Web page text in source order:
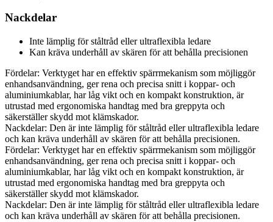
Nackdelar
Inte lämplig för ståltråd eller ultraflexibla ledare
Kan kräva underhåll av skären för att behålla precisionen
Fördelar: Verktyget har en effektiv spärrmekanism som möjliggör
enhandsanvändning, ger rena och precisa snitt i koppar- och
aluminiumkablar, har låg vikt och en kompakt konstruktion, är
utrustad med ergonomiska handtag med bra greppyta och
säkerställer skydd mot klämskador.
Nackdelar: Den är inte lämplig för ståltråd eller ultraflexibla ledare
och kan kräva underhåll av skären för att behålla precisionen.
Fördelar: Verktyget har en effektiv spärrmekanism som möjliggör
enhandsanvändning, ger rena och precisa snitt i koppar- och
aluminiumkablar, har låg vikt och en kompakt konstruktion, är
utrustad med ergonomiska handtag med bra greppyta och
säkerställer skydd mot klämskador.
Nackdelar: Den är inte lämplig för ståltråd eller ultraflexibla ledare
och kan kräva underhåll av skären för att behålla precisionen.